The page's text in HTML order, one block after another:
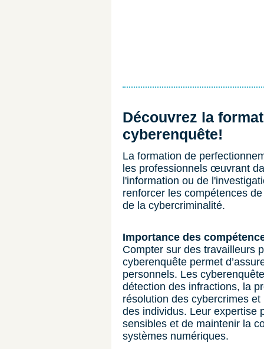
Découvrez la
cyberenquête!
La formation de
les professionnels œuvrant
l'information ou de
renforcer les compétences
de la cybercriminalité.
Importance des
Compter sur des travailleurs
cyberenquête permet
personnels. Les
détection des infractions, la
résolution des cybercrimes
des individus. Leur expertise
sensibles et de maintenir la
systèmes numériques.